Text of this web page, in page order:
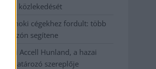
közlekedését
cégekhez fordult: több
segítene
Accell Hunland, a hazai
szereplője